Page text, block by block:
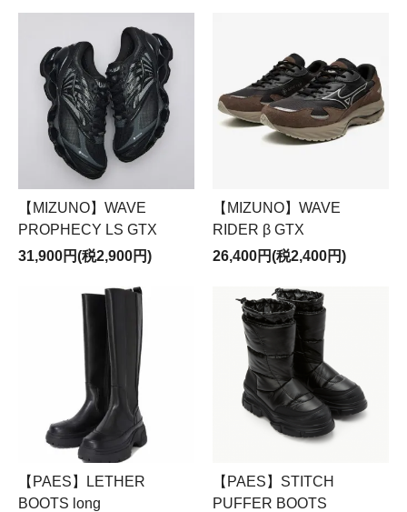
【MIZUNO】WAVE
PROPHECY LS GTX
31,900円(税2,900円)
【MIZUNO】WAVE
RIDER β GTX
26,400円(税2,400円)
【PAES】LETHER
BOOTS long
【PAES】STITCH
PUFFER BOOTS